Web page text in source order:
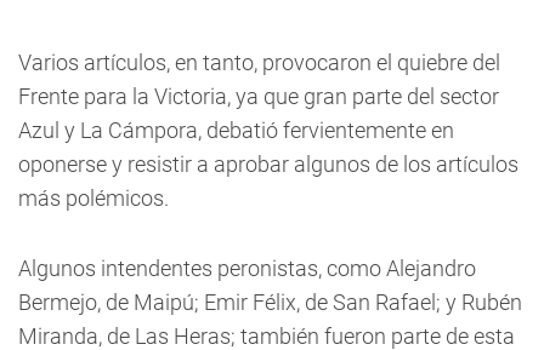
Varios artículos, en tanto, provocaron el quiebre del
Frente para la Victoria, ya que gran parte del sector
Azul y La Cámpora, debatió fervientemente en
oponerse y resistir a aprobar algunos de los artículos
más polémicos.
Algunos intendentes peronistas, como Alejandro
Bermejo, de Maipú; Emir Félix, de San Rafael; y Rubén
Miranda, de Las Heras; también fueron parte de esta